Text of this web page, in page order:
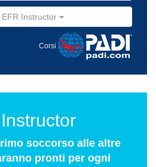
EFR Instructor
Corsi
soccorso alle altre
pronti per ogni